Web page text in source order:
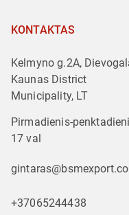
KONTAKTAS
Kelmyno g.2A,
Kaunas District
Municipality, LT
Pirmadienis-
17 val
+37065244438